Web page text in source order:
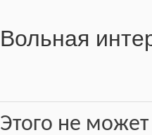
Вольная
Этого не